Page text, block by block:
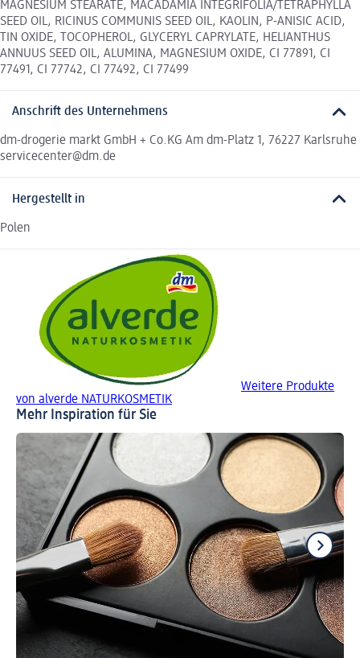
MAGNESIUM STEARATE, MACADAMIA INTEGRIFOLIA/TETRAPHYLLA
SEED OIL, RICINUS COMMUNIS SEED OIL, KAOLIN, P-ANISIC ACID,
TIN OXIDE, TOCOPHEROL, GLYCERYL CAPRYLATE, HELIANTHUS
ANNUUS SEED OIL, ALUMINA, MAGNESIUM OXIDE, CI 77891, CI
77491, CI 77742, CI 77492, CI 77499
Anschrift des Unternehmens
dm-drogerie markt GmbH + Co.KG Am dm-Platz 1, 76227 Karlsruhe
servicecenter@dm.de
Hergestellt in
Polen
Weitere Produkte
von alverde NATURKOSMETIK
Mehr Inspiration für Sie